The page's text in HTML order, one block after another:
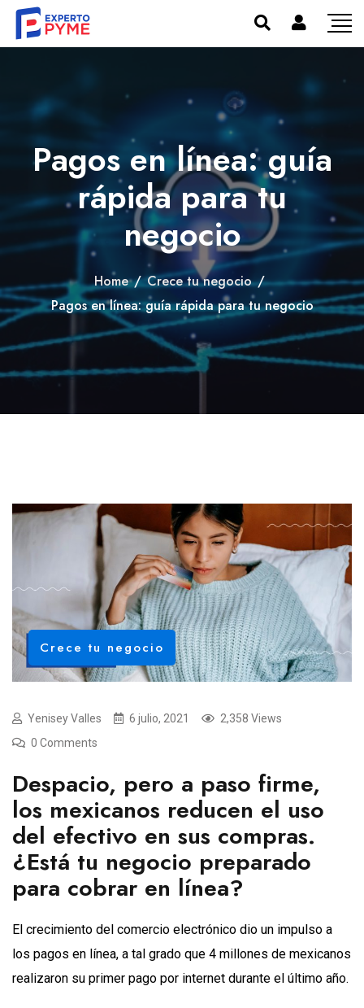
Pagos en línea: guía
rápida para tu
negocio
Home / Crece tu negocio /
Pagos en línea: guía rápida para tu negocio
Crece tu negocio
Yenisey Valles 6 julio, 2021
2,358 Views
0 Comments
Despacio, pero a paso firme,
los mexicanos reducen el uso
del efectivo en sus compras.
¿Está tu negocio preparado
para cobrar en línea?
El crecimiento del comercio electrónico dio un impulso a
los pagos en línea, a tal grado que 4 millones de mexicanos
realizaron su primer pago por internet durante el último año.